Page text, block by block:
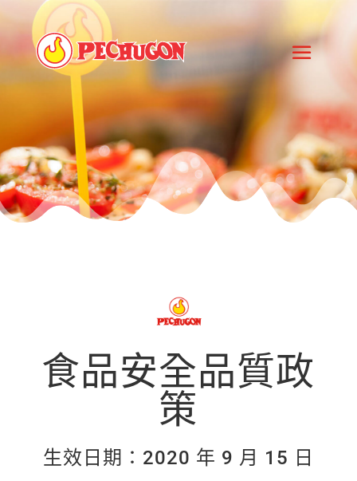
食品安全品質政
策
生效日期：2020 年 9 月 15 日